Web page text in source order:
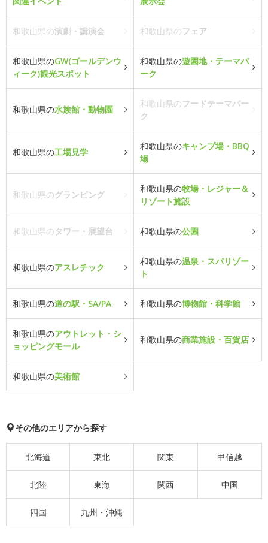
和歌山県の演劇・講演会 和歌山県のフェア
和歌山県のGW(ゴールデンウ
ィーク)観光スポット
和歌山県の遊園地・テーマパ
ーク
和歌山県の水族館・動物園
和歌山県のフードテーマパー
ク
和歌山県の工場見学
和歌山県のキャンプ場・BBQ
場
和歌山県のグランピング
和歌山県の牧場・レジャー＆
リゾート施設
和歌山県のタワー・展望台 和歌山県の公園
和歌山県のアスレチック
和歌山県の温泉・スパリゾー
ト
和歌山県の道の駅・SA/PA 和歌山県の博物館・科学館
和歌山県のアウトレット・シ
ョッピングモール
和歌山県の商業施設・百貨店
和歌山県の美術館
その他のエリアから探す
北海道 東北 関東 甲信越
北陸 東海 関西 中国
四国 九州・沖縄